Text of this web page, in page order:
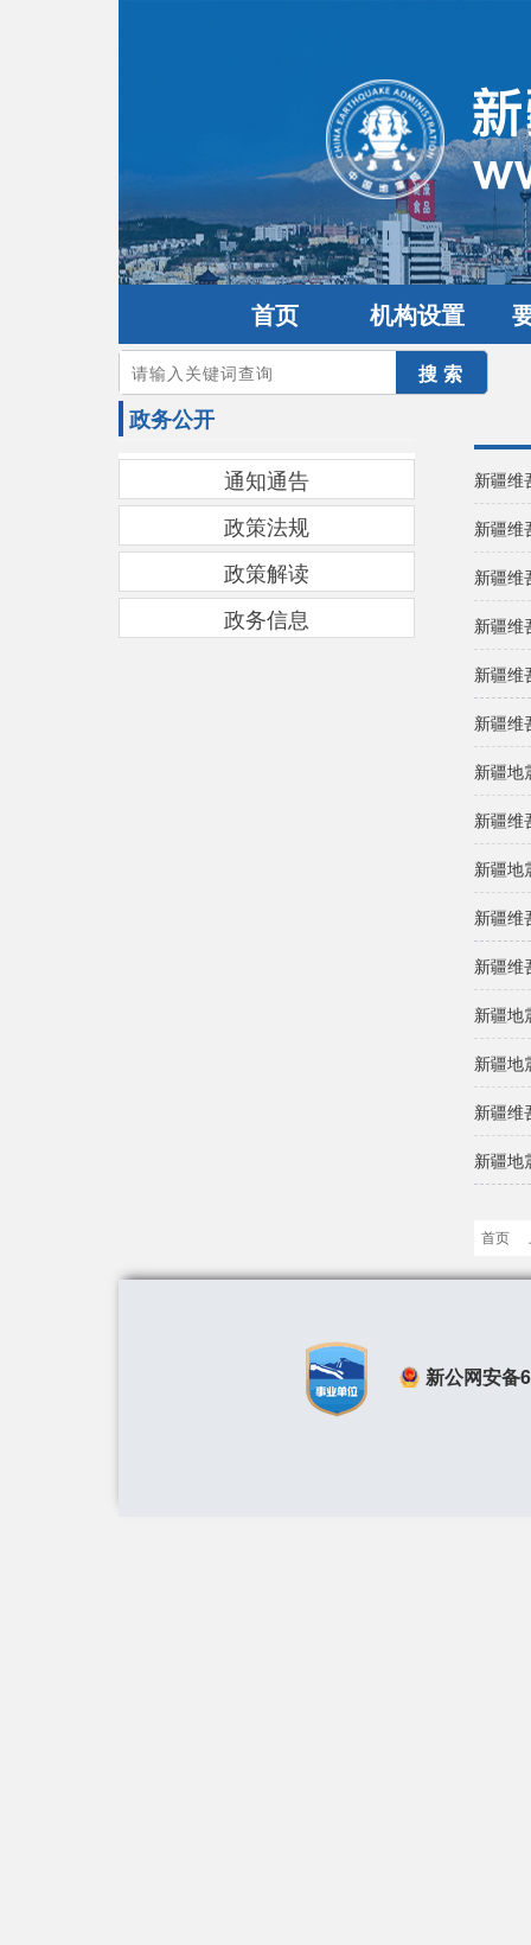
首页 机构设置
您的当前位置：首页>政务公开
政务公开
通知通告
政策法规
政策解读
政务信息
新疆维
新疆维
新疆维
新疆维
新疆维
新疆维
新疆地
新疆维
新疆地
新疆维
新疆维
新疆地
新疆地
新疆维
新疆地
首页
新公网安备